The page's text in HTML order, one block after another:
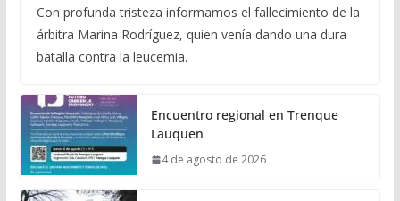
Con profunda tristeza informamos el fallecimiento de la
árbitra Marina Rodríguez, quien venía dando una dura
batalla contra la leucemia.
Encuentro regional en Trenque
Lauquen
4 de agosto de 2026